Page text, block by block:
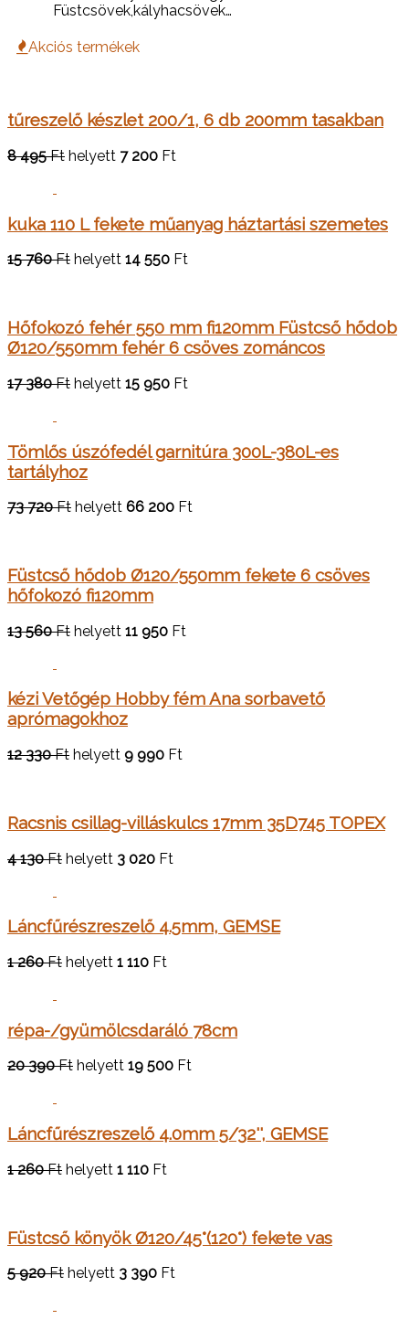
Füstcsövek,kályhacsövek…
Akciós termékek
tűreszelő készlet 200/1, 6 db 200mm tasakban
8 495 Ft helyett 7 200 Ft
kuka 110 L fekete műanyag háztartási szemetes
15 760 Ft helyett 14 550 Ft
Hőfokozó fehér 550 mm fi120mm Füstcső hődob
Ø120/550mm fehér 6 csöves zománcos
17 380 Ft helyett 15 950 Ft
Tömlős úszófedél garnitúra 300L-380L-es
tartályhoz
73 720 Ft helyett 66 200 Ft
Füstcső hődob Ø120/550mm fekete 6 csöves
hőfokozó fi120mm
13 560 Ft helyett 11 950 Ft
kézi Vetőgép Hobby fém Ana sorbavető
aprómagokhoz
12 330 Ft helyett 9 990 Ft
Racsnis csillag-villáskulcs 17mm 35D745 TOPEX
4 130 Ft helyett 3 020 Ft
Láncfűrészreszelő 4.5mm, GEMSE
1 260 Ft helyett 1 110 Ft
répa-/gyümölcsdaráló 78cm
20 390 Ft helyett 19 500 Ft
Láncfűrészreszelő 4.0mm 5/32'', GEMSE
1 260 Ft helyett 1 110 Ft
Füstcső könyök Ø120/45°(120°) fekete vas
5 920 Ft helyett 3 390 Ft